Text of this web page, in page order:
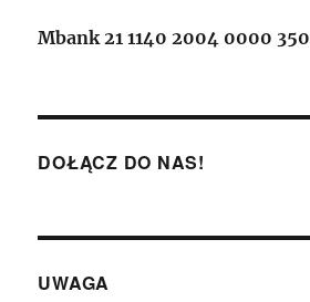
Mbank 21 1140 2004 0000
DOŁĄCZ DO NAS!
UWAGA